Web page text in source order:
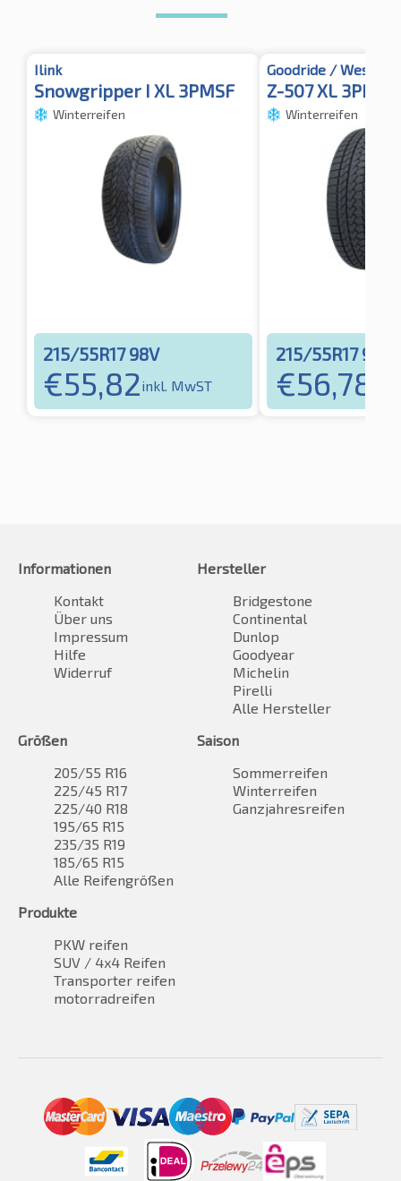
Ilink
Snowgripper I XL 3PMSF
Winterreifen
215/55R17 98V
€55,82inkl. MwST
Goodride / Westlake
Z-507 XL 3PMSF
Winterreifen
215/55R17 98V
€56,78
Informationen
Kontakt
Über uns
Impressum
Hilfe
Widerruf
Hersteller
Bridgestone
Continental
Dunlop
Goodyear
Michelin
Pirelli
Alle Hersteller
Größen
205/55 R16
225/45 R17
225/40 R18
195/65 R15
235/35 R19
185/65 R15
Alle Reifengrößen
Saison
Sommerreifen
Winterreifen
Ganzjahresreifen
Produkte
PKW reifen
SUV / 4x4 Reifen
Transporter reifen
motorradreifen